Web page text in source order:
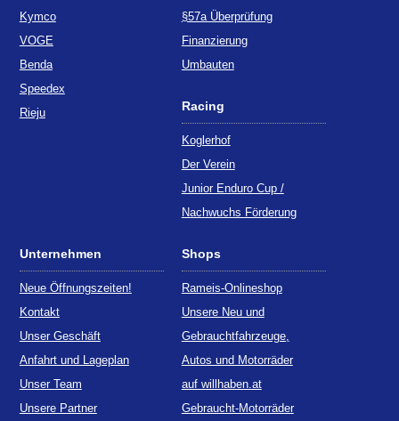
Kymco
VOGE
Benda
Speedex
Rieju
§57a Überprüfung
Finanzierung
Umbauten
Racing
Koglerhof
Der Verein
Junior Enduro Cup /
Nachwuchs Förderung
Unternehmen
Neue Öffnungszeiten!
Kontakt
Unser Geschäft
Anfahrt und Lageplan
Unser Team
Unsere Partner
Shops
Rameis-Onlineshop
Unsere Neu und
Gebrauchtfahrzeuge,
Autos und Motorräder
auf willhaben.at
Gebraucht-Motorräder